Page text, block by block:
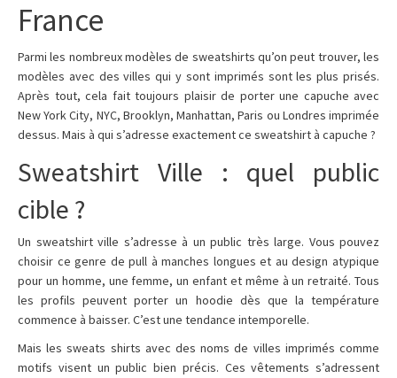
France
Parmi les nombreux modèles de sweatshirts qu’on peut trouver, les
modèles avec des villes qui y sont imprimés sont les plus prisés.
Après tout, cela fait toujours plaisir de porter une capuche avec
New York City, NYC, Brooklyn, Manhattan, Paris ou Londres imprimée
dessus. Mais à qui s’adresse exactement ce sweatshirt à capuche ?
Sweatshirt Ville : quel public
cible ?
Un sweatshirt ville s’adresse à un public très large. Vous pouvez
choisir ce genre de pull à manches longues et au design atypique
pour un homme, une femme, un enfant et même à un retraité. Tous
les profils peuvent porter un hoodie dès que la température
commence à baisser. C’est une tendance intemporelle.
Mais les sweats shirts avec des noms de villes imprimés comme
motifs visent un public bien précis. Ces vêtements s’adressent